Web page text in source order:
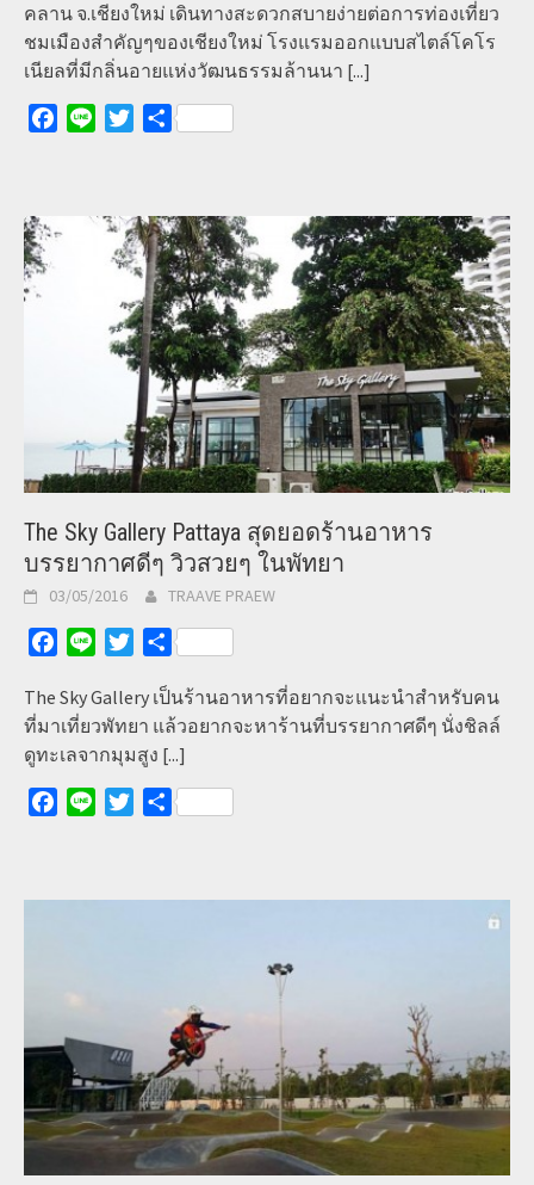
คลาน จ.เชียงใหม่ เดินทางสะดวกสบายง่ายต่อการท่องเที่ยว
ชมเมืองสำคัญๆของเชียงใหม่ โรงแรมออกแบบสไตล์โคโร
เนียลที่มีกลิ่นอายแห่งวัฒนธรรมล้านนา [...]
Facebook
Line TwitterShare
The Sky Gallery Pattaya สุดยอดร้านอาหาร
บรรยากาศดีๆ วิวสวยๆ ในพัทยา
03/05/2016 TRAAVE PRAEW
Facebook
Line TwitterShare
The Sky Gallery เป็นร้านอาหารที่อยากจะแนะนำสำหรับคน
ที่มาเที่ยวพัทยา แล้วอยากจะหาร้านที่บรรยากาศดีๆ นั่งชิลล์
ดูทะเลจากมุมสูง [...]
Facebook
Line TwitterShare